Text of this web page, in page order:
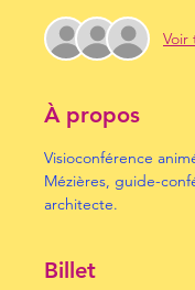
Voir
À propos
Visioconférence
Mézières, guide-
architecte.
Billet